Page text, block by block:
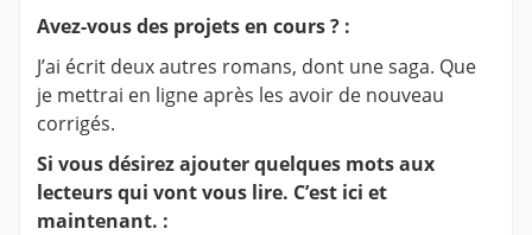
Avez-vous des projets en cours ? :
J’ai écrit deux autres romans, dont une saga. Que
je mettrai en ligne après les avoir de nouveau
corrigés.
Si vous désirez ajouter quelques mots aux
lecteurs qui vont vous lire. C’est ici et
maintenant. :